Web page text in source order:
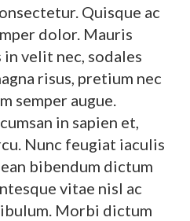
Quisque ac
dolor. Mauris
velit nec, sodales
risus, pretium nec
semper augue.
in sapien et,
Nunc feugiat iaculis
bibendum dictum
vitae nisl ac
Morbi dictum